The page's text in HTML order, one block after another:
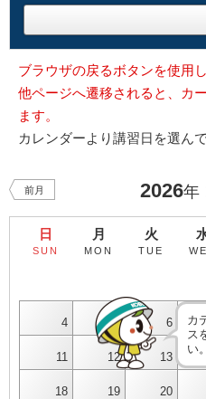
ブラウザの戻るボタンを使用
他ページへ遷移されると、カ
ます。
カレンダーより講習日を選ん
前月 2026年
日
SUN
月
MON
火
TUE
4 5 6
11 12 13
18 19 20
カ
ス
い。